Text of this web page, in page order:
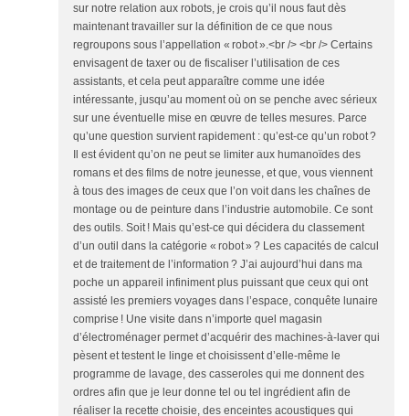
sur notre relation aux robots, je crois qu’il nous faut dès
maintenant travailler sur la définition de ce que nous
regroupons sous l’appellation « robot ».<br /> <br /> Certains
envisagent de taxer ou de fiscaliser l’utilisation de ces
assistants, et cela peut apparaître comme une idée
intéressante, jusqu’au moment où on se penche avec sérieux
sur une éventuelle mise en œuvre de telles mesures. Parce
qu’une question survient rapidement : qu’est-ce qu’un robot ?
Il est évident qu’on ne peut se limiter aux humanoïdes des
romans et des films de notre jeunesse, et que, vous viennent
à tous des images de ceux que l’on voit dans les chaînes de
montage ou de peinture dans l’industrie automobile. Ce sont
des outils. Soit ! Mais qu’est-ce qui décidera du classement
d’un outil dans la catégorie « robot » ? Les capacités de calcul
et de traitement de l’information ? J’ai aujourd’hui dans ma
poche un appareil infiniment plus puissant que ceux qui ont
assisté les premiers voyages dans l’espace, conquête lunaire
comprise ! Une visite dans n’importe quel magasin
d’électroménager permet d’acquérir des machines-à-laver qui
pèsent et testent le linge et choisissent d’elle-même le
programme de lavage, des casseroles qui me donnent des
ordres afin que je leur donne tel ou tel ingrédient afin de
réaliser la recette choisie, des enceintes acoustiques qui